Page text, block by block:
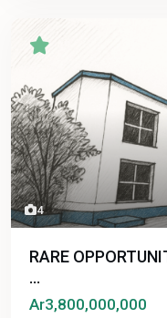
4
RARE
...
Ar3,800,000,000